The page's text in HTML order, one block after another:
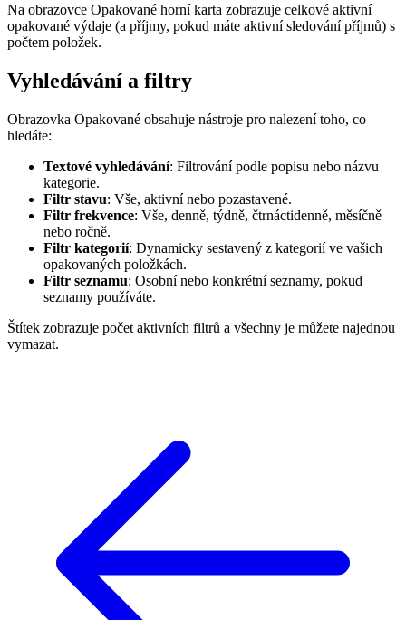
Na obrazovce Opakované horní karta zobrazuje celkové aktivní
opakované výdaje (a příjmy, pokud máte aktivní sledování příjmů) s
počtem položek.
Vyhledávání a filtry
Obrazovka Opakované obsahuje nástroje pro nalezení toho, co
hledáte:
Textové vyhledávání: Filtrování podle popisu nebo názvu
kategorie.
Filtr stavu: Vše, aktivní nebo pozastavené.
Filtr frekvence: Vše, denně, týdně, čtrnáctidenně, měsíčně
nebo ročně.
Filtr kategorií: Dynamicky sestavený z kategorií ve vašich
opakovaných položkách.
Filtr seznamu: Osobní nebo konkrétní seznamy, pokud
seznamy používáte.
Štítek zobrazuje počet aktivních filtrů a všechny je můžete najednou
vymazat.